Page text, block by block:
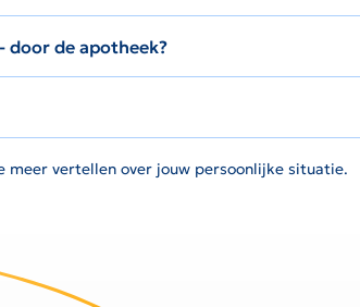
door de apotheek?
meer vertellen over jouw persoonlijke situatie.